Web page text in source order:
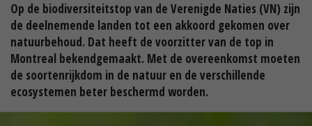
Op de biodiversiteitstop van de Verenigde Naties (VN) zijn
de deelnemende landen tot een akkoord gekomen over
natuurbehoud. Dat heeft de voorzitter van de top in
Montreal bekendgemaakt. Met de overeenkomst moeten
de soortenrijkdom in de natuur en de verschillende
ecosystemen beter beschermd worden.